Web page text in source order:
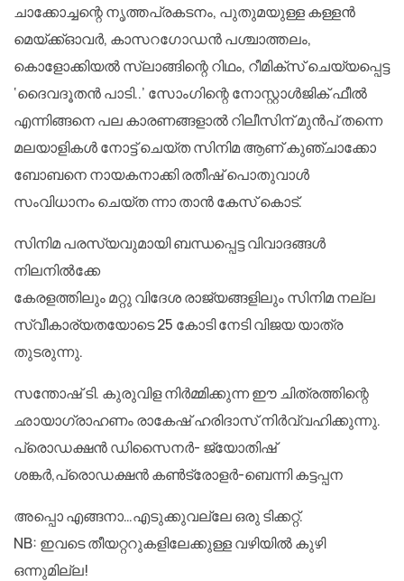
ചാക്കോച്ചന്റെ നൃത്തപ്രകടനം, പുതുമയുള്ള കള്ളന്‍
മെയ്ക്ക്ഓവര്‍, കാസറഗോഡന്‍ പശ്ചാത്തലം,
കൊളോക്കിയല്‍ സ്ലാങ്ങിന്റെ റിഥം, റീമിക്‌സ് ചെയ്യപ്പെട്ട
‘ദൈവദൂതന്‍ പാടി..’ സോംഗിന്റെ നോസ്റ്റാള്‍ജിക് ഫീല്‍
എന്നിങ്ങനെ പല കാരണങ്ങളാല്‍ റിലീസിന് മുന്‍പ് തന്നെ
മലയാളികള്‍ നോട്ട് ചെയ്ത സിനിമ ആണ് കുഞ്ചാക്കോ
ബോബനെ നായകനാക്കി രതീഷ് പൊതുവാൾ
സംവിധാനം ചെയ്ത ന്നാ താൻ കേസ് കൊട്.
സിനിമ പരസ്യവുമായി ബന്ധപ്പെട്ട വിവാദങ്ങൾ
നിലനിൽക്കേ
കേരളത്തിലും മറ്റു വിദേശ രാജ്യങ്ങളിലും സിനിമ നല്ല
സ്വീകാര്യതയോടെ 25 കോടി നേടി വിജയ യാത്ര
തുടരുന്നു.
സന്തോഷ് ടി. കുരുവിള നിർമ്മിക്കുന്ന ഈ ചിത്രത്തിന്റെ
ഛായാഗ്രാഹണം രാകേഷ് ഹരിദാസ് നിർവ്വഹിക്കുന്നു.
പ്രൊഡക്ഷൻ ഡിസൈനർ- ജ്യോതിഷ്
ശങ്കർ,പ്രൊഡക്ഷൻ കൺട്രോളർ-ബെന്നി കട്ടപ്പന
അപ്പൊ എങ്ങനാ…എടുക്കുവല്ലേ ഒരു ടിക്കറ്റ്.
NB: ഇവടെ തീയറ്ററുകളിലേക്കുള്ള വഴിയിൽ കുഴി
ഒന്നുമില്ല!